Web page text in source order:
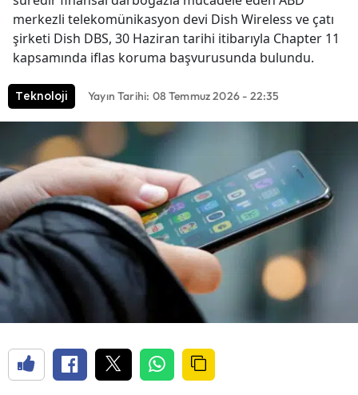
merkezli telekomünikasyon devi Dish Wireless ve çatı
şirketi Dish DBS, 30 Haziran tarihi itibarıyla Chapter 11
kapsamında iflas koruma başvurusunda bulundu.
Teknoloji Yayın Tarihi: 08 Temmuz 2026 - 22:35